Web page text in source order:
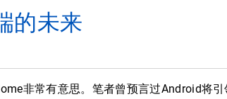
的未来
非常有意思。笔者曾预言过Android将引